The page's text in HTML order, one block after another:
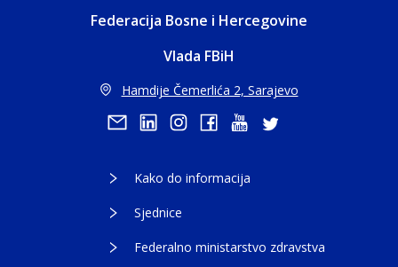
Federacija Bosne i Hercegovine
Vlada FBiH
Hamdije Čemerlića 2, Sarajevo
Kako do informacija
Sjednice
Federalno ministarstvo zdravstva